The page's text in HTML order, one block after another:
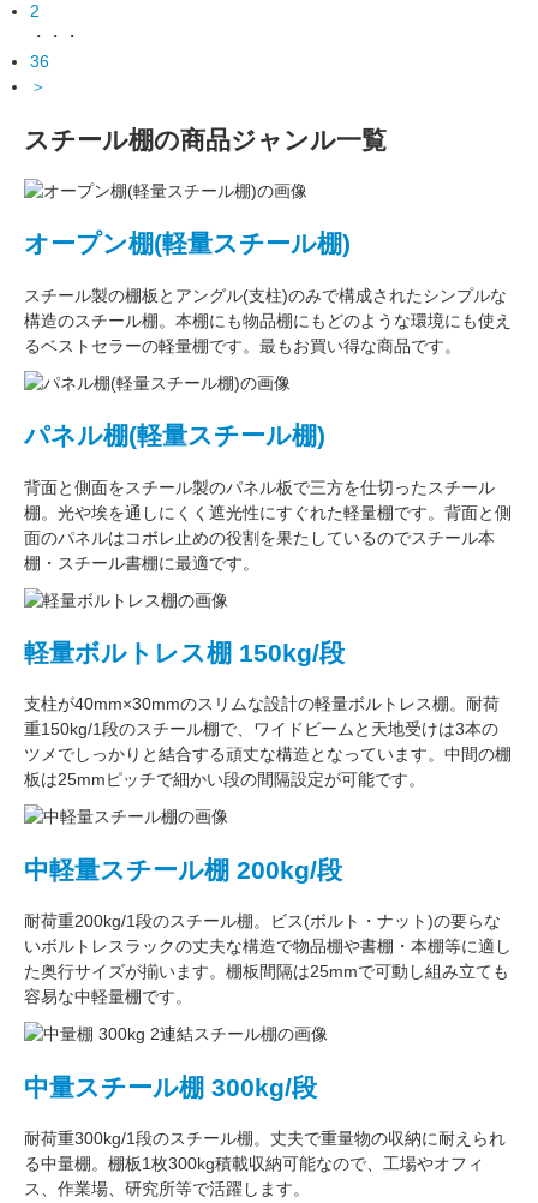
2
・・・
36
＞
スチール棚の商品ジャンル一覧
オープン棚(軽量スチール棚)
スチール製の棚板 と アングル(支柱)のみで構成されたシンプルな
構造のスチール棚。本棚にも物品棚にもどのような環境にも使え
るベストセラーの軽量棚です。最もお買い得な商品です。
パネル棚(軽量スチール棚)
背面と側面をスチール製のパネル板で三方を仕切った スチール
棚。 光や埃を通しにくく遮光性にすぐれた軽量棚です。背面と側
面のパネルはコボレ止めの役割を果たしているのでスチール本
棚・スチール書棚に最適です。
軽量ボルトレス棚 150kg/段
支柱が40mm×30mmのスリムな設計の軽量ボルトレス棚。 耐荷
重150kg/1段のスチール棚で、ワイドビームと天地受けは3本の
ツメでしっかりと結合する頑丈な構造となっています。中間の棚
板は25mmピッチで細かい段の間隔設定が可能です。
中軽量スチール棚 200kg/段
耐荷重200kg/1段のスチール棚。ビス(ボルト・ナット)の要らな
いボルトレスラックの丈夫な構造で物品棚や書棚・本棚等に適し
た奥行サイズが揃います。 棚板間隔は25mmで可動し組み立ても
容易な中軽量棚です。
中量スチール棚 300kg/段
耐荷重300kg/1段のスチール棚。丈夫で重量物の収納に耐えられ
る中量棚。 棚板1枚300kg積載収納可能なので、工場やオフィ
ス、作業場、研究所等で活躍します。